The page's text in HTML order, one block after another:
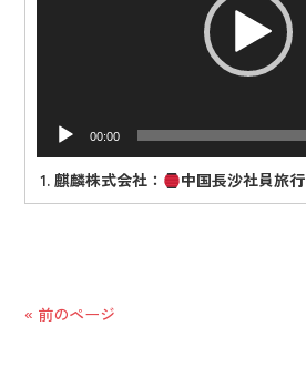
00:00
1.麒麟株式会社： 中国長沙社員旅行
« 前のページ